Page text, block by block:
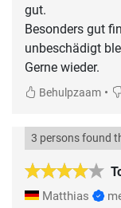
gut.
Besonders gut
unbeschädigt
Gerne wieder.
Behulpzaam •
3 persons found
Matthias